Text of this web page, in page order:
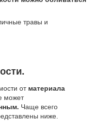
травы и
от материала
может
Чаще всего
ниже.